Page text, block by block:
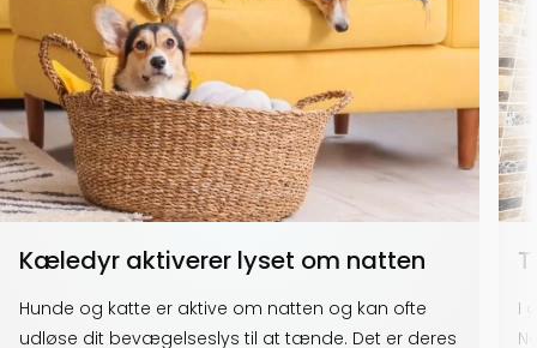
Kæledyr aktiverer lyset om natten
Hunde og katte er aktive om natten og kan ofte
udløse dit bevægelseslys til at tænde. Det er deres
I